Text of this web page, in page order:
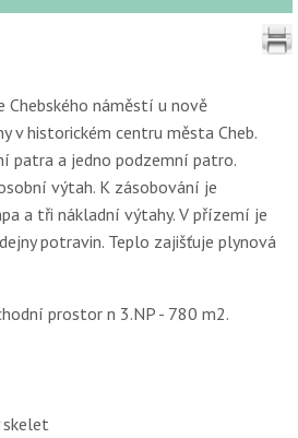
náměstí u nově
v historickém centru města Cheb.
patra a jedno podzemní patro.
výtah. K zásobování je
a tři nákladní výtahy. V přízemí je
potravin. Teplo zajišťuje plynová
prostor n 3.NP - 780 m2.